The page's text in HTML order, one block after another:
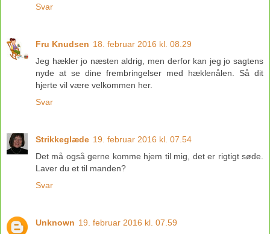
Svar
Fru Knudsen 18. februar 2016 kl. 08.29
Jeg hækler jo næsten aldrig, men derfor kan jeg jo sagtens
nyde at se dine frembringelser med hæklenålen. Så dit
hjerte vil være velkommen her.
Svar
Strikkeglæde 19. februar 2016 kl. 07.54
Det må også gerne komme hjem til mig, det er rigtigt søde.
Laver du et til manden?
Svar
Unknown 19. februar 2016 kl. 07.59